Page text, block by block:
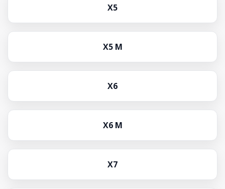
X5
X5 M
X6
X6 M
X7